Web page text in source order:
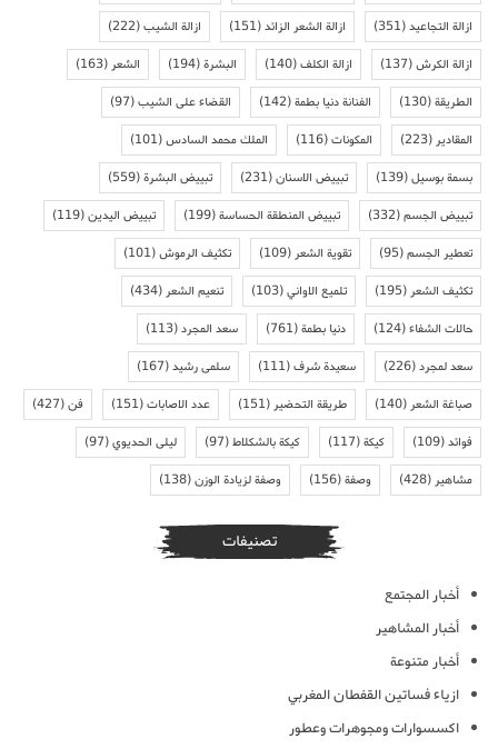
ازالة التجاعيد(351) ازالة الشعر الزائد(151) ازالة الشيب(222)
ازالة الكرش(137) ازالة الكلف(140) البشرة(194) الشعر(163)
الطريقة(130) الفنانة دنيا بطمة(142) القضاء على الشيب(97)
المقادير(223) المكونات(116) الملك محمد السادس(101)
بسمة بوسيل(139) تبييض الاسنان(231) تبييض البشرة(559)
تبييض الجسم(332) تبييض المنطقة الحساسة(199) تبييض اليدين(119)
تعطير الجسم(95) تقوية الشعر(109) تكثيف الرموش(101)
تكثيف الشعر(195) تلميع الاواني(103) تنعيم الشعر(434)
حالات الشفاء(124) دنيا بطمة(761) سعد المجرد(113)
سعد لمجرد(226) سعيدة شرف(111) سلمى رشيد(167)
صباغة الشعر(140) طريقة التحضير(151) عدد الاصابات(151) فن(427)
فوائد(109) كيكة(117) كيكة بالشكلاط(97) ليلى الحديوي(97)
مشاهير(428) وصفة(156) وصفة لزيادة الوزن(138)
تصنيفات
أخبار المجتمع
أخبار المشاهير
أخبار متنوعة
ازياء فساتين القفطان المغربي
اكسسوارات ومجوهرات وعطور